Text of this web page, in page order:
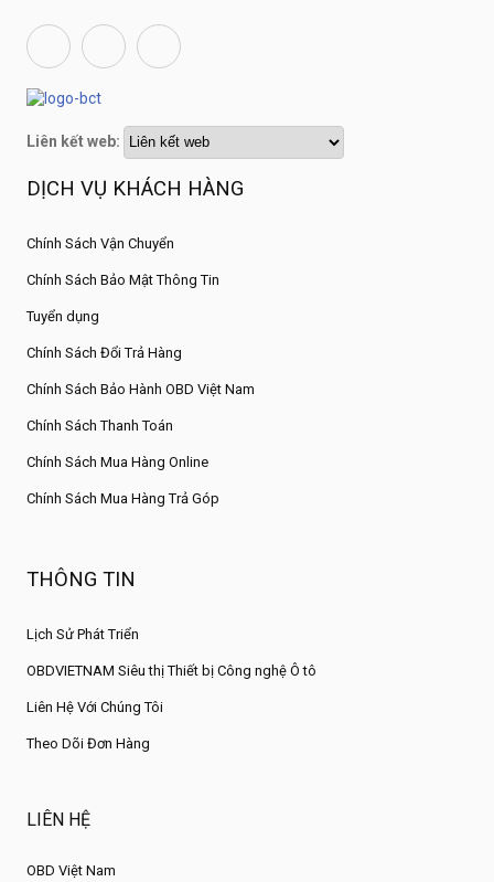
Liên kết web:
DỊCH VỤ KHÁCH HÀNG
Chính Sách Vận Chuyển
Chính Sách Bảo Mật Thông Tin
Tuyển dụng
Chính Sách Đổi Trả Hàng
Chính Sách Bảo Hành OBD Việt Nam
Chính Sách Thanh Toán
Chính Sách Mua Hàng Online
Chính Sách Mua Hàng Trả Góp
THÔNG TIN
Lịch Sử Phát Triển
OBDVIETNAM Siêu thị Thiết bị Công nghệ Ô tô
Liên Hệ Với Chúng Tôi
Theo Dõi Đơn Hàng
LIÊN HỆ
OBD Việt Nam